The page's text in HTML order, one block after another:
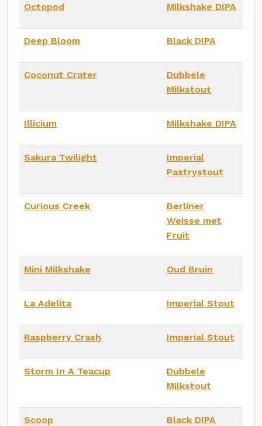
Octopod Milkshake DIPA
Deep Bloom Black DIPA
Coconut Crater
Dubbele
Milkstout
Illicium Milkshake DIPA
Sakura Twilight
Imperial
Pastrystout
Curious Creek
Berliner
Weisse met
Fruit
Mini Milkshake Oud Bruin
La Adelita Imperial Stout
Raspberry Crash Imperial Stout
Storm In A Teacup
Dubbele
Milkstout
Scoop Black DIPA